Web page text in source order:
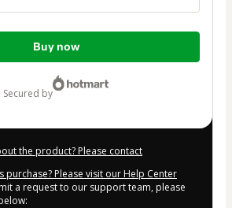
Buy now
secured by
the product? Please contact
purchase? Please visit our Help Center
a request to our support team, please